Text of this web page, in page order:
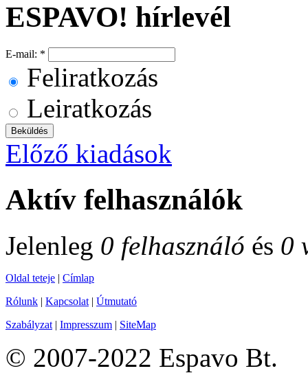
ESPAVO! hírlevél
E-mail: *
Feliratkozás
Leiratkozás
Előző kiadások
Aktív felhasználók
Jelenleg 0 felhasználó és 0
Oldal teteje | Címlap
Rólunk | Kapcsolat | Útmutató
Szabályzat | Impresszum | SiteMap
© 2007-2022 Espavo Bt.